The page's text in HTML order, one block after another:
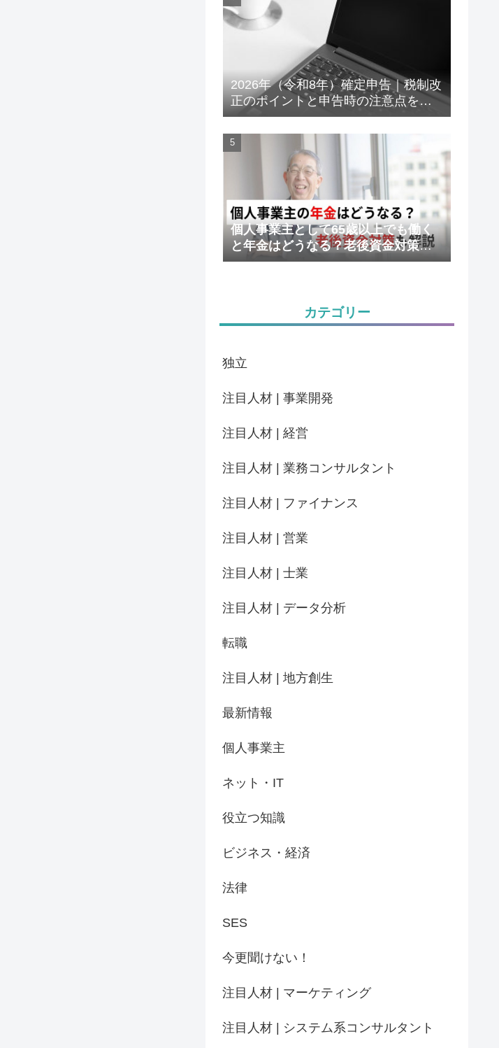
2026年（令和8年）確定申告｜税制改
正のポイントと申告時の注意点をわ
かりやすく解説
個人事業主として65歳以上でも働く
と年金はどうなる？老後資金対策も
解説
カテゴリー
独立
注目人材 | 事業開発
注目人材 | 経営
注目人材 | 業務コンサルタント
注目人材 | ファイナンス
注目人材 | 営業
注目人材 | 士業
注目人材 | データ分析
転職
注目人材 | 地方創生
最新情報
個人事業主
ネット・IT
役立つ知識
ビジネス・経済
法律
SES
今更聞けない！
注目人材 | マーケティング
注目人材 | システム系コンサルタント